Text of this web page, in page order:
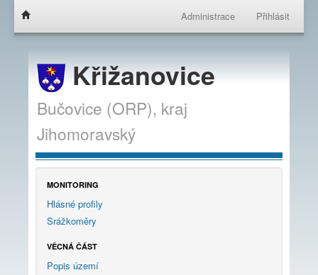
Administrace Přihlásit
Křižanovice
Bučovice (ORP), kraj
Jihomoravský
MONITORING
Hlásné profily
Srážkoměry
VĚCNÁ ČÁST
Popis území